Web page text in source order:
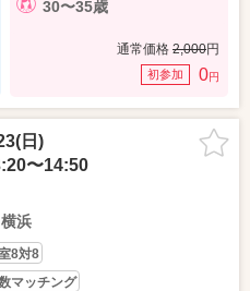
30〜35歳
通常価格 2,000円
初参加 0円
日)
〜14:50
横浜
8対8
マッチング